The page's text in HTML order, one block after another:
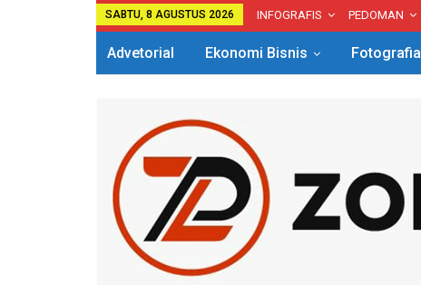
SABTU, 8 AGUSTUS 2026 INFOGRAFIS PEDOMAN
Advetorial Ekonomi Bisnis Fotografia